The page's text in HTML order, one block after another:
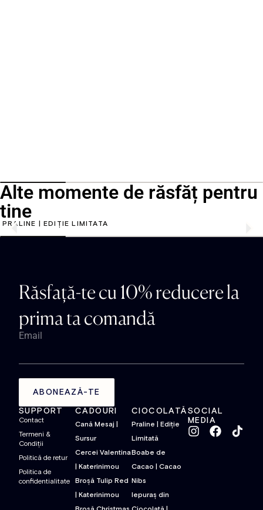
Alte momente de răsfăț pentru
tine
PRALINE | EDIȚIE LIMITATĂ
Răsfață-te cu 10% reducere la
prima ta comandă
Email
ABONEAZĂ-TE
SUPPORT
Contact
Termeni &
Condiții
Politică de retur
Politica de
confidentialitate
CADOURI
Cană Mesaj |
Sursur
Cercei Valentina
| Katerinimou
Broșă Tulip Red
| Katerinimou
CIOCOLATĂ
Praline | Ediție
Limitată
Boabe de
Cacao | Cacao
Nibs
Iepuraș din
SOCIAL
MEDIA